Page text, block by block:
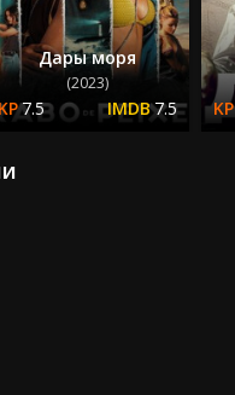
Дары моря
(2023)
7.5 7.5